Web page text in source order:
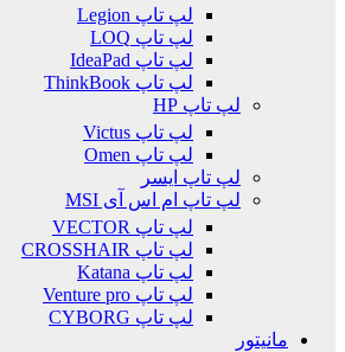
لپ تاپ Legion
لپ تاپ LOQ
لپ تاپ IdeaPad
لپ تاپ ThinkBook
لپ تاپ HP
لپ تاپ Victus
لپ تاپ Omen
لپ تاپ ایسر
لپ تاپ ام اس آی MSI
لپ تاپ VECTOR
لپ تاپ CROSSHAIR
لپ تاپ Katana
لپ تاپ Venture pro
لپ تاپ CYBORG
مانیتور